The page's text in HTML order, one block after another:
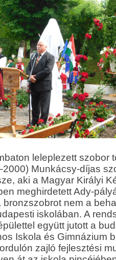
leleplezett szobor
Munkácsy-díjas
aki a Magyar Királyi
meghirdetett Ady-
bronzszobrot nem a
iskolában. A
együtt jutott a
Iskola és Gimnázium
zajló fejlesztési